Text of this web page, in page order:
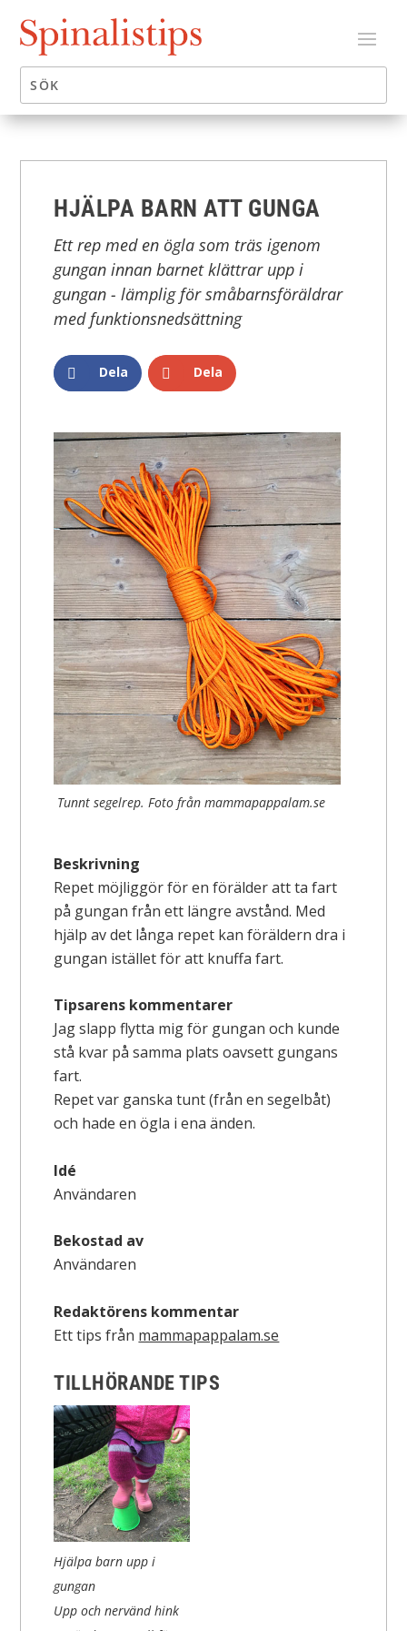
HJÄLPA BARN ATT GUNGA
Ett rep med en ögla som träs igenom
gungan innan barnet klättrar upp i
gungan - lämplig för småbarnsföräldrar
med funktionsnedsättning
Dela Dela
Tunnt segelrep. Foto från mammapappalam.se
Beskrivning
Repet möjliggör för en förälder att ta fart
på gungan från ett längre avstånd. Med
hjälp av det långa repet kan föräldern dra i
gungan istället för att knuffa fart.
Tipsarens kommentarer
Jag slapp flytta mig för gungan och kunde
stå kvar på samma plats oavsett gungans
fart.
Repet var ganska tunt (från en segelbåt)
och hade en ögla i ena änden.
Idé
Användaren
Bekostad av
Användaren
Redaktörens kommentar
Ett tips från mammapappalam.se
TILLHÖRANDE TIPS
Hjälpa barn upp i
gungan
Upp och nervänd hink